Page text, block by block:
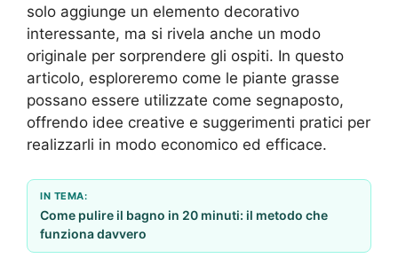
solo aggiunge un elemento decorativo
interessante, ma si rivela anche un modo
originale per sorprendere gli ospiti. In questo
articolo, esploreremo come le piante grasse
possano essere utilizzate come segnaposto,
offrendo idee creative e suggerimenti pratici per
realizzarli in modo economico ed efficace.
IN TEMA:
Come pulire il bagno in 20 minuti: il metodo che
funziona davvero